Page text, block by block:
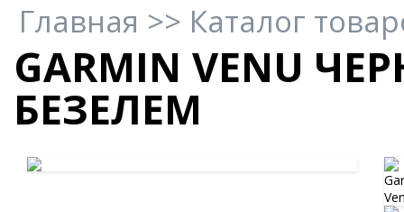
Главная >> Каталог
GARMIN VENU
БЕЗЕЛЕМ